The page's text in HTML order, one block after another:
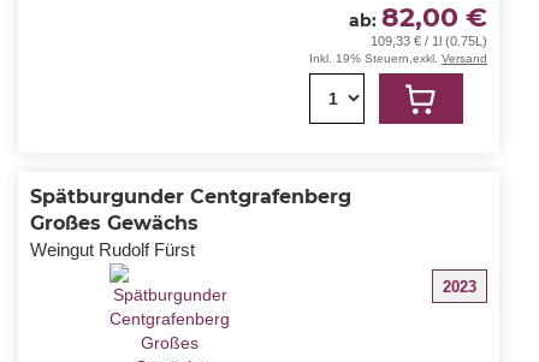
ab 82,00 €
109,33 € / 1l (0.75L)
Inkl. 19% Steuern exkl. Versand
1
Spätburgunder Centgrafenberg
Großes Gewächs
Weingut Rudolf Fürst
Der Spätburgunder Centgrafenberg Großes
2023